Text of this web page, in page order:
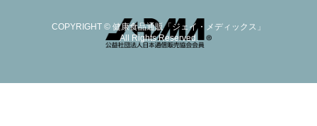
COPYRIGHT © 健康食品通販「ジェイ・メディックス」
All Rights Reserved.